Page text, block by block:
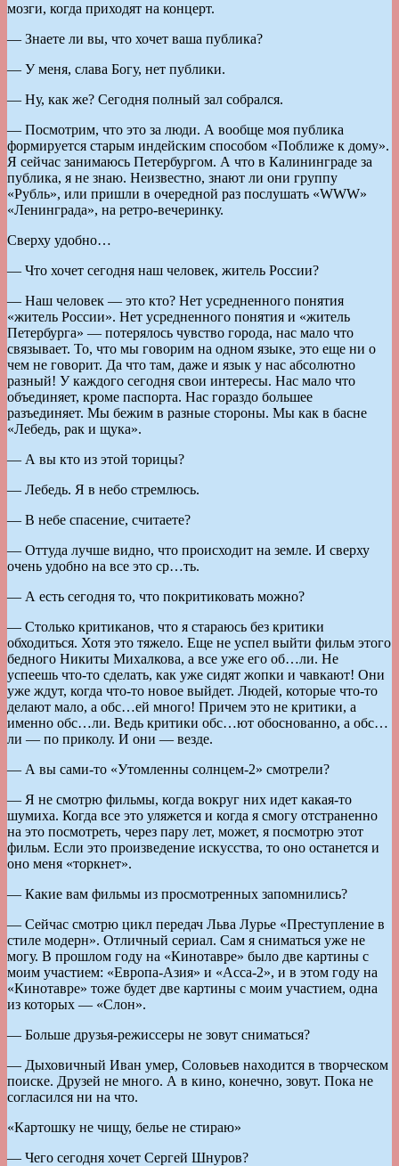
мозги, когда приходят на концерт.
— Знаете ли вы, что хочет ваша публика?
— У меня, слава Богу, нет публики.
— Ну, как же? Сегодня полный зал собрался.
— Посмотрим, что это за люди. А вообще моя публика
формируется старым индейским способом «Поближе к дому».
Я сейчас занимаюсь Петербургом. А что в Калининграде за
публика, я не знаю. Неизвестно, знают ли они группу
«Рубль», или пришли в очередной раз послушать «WWW»
«Ленинграда», на ретро-вечеринку.
Сверху удобно…
— Что хочет сегодня наш человек, житель России?
— Наш человек — это кто? Нет усредненного понятия
«житель России». Нет усредненного понятия и «житель
Петербурга» — потерялось чувство города, нас мало что
связывает. То, что мы говорим на одном языке, это еще ни о
чем не говорит. Да что там, даже и язык у нас абсолютно
разный! У каждого сегодня свои интересы. Нас мало что
объединяет, кроме паспорта. Нас гораздо большее
разъединяет. Мы бежим в разные стороны. Мы как в басне
«Лебедь, рак и щука».
— А вы кто из этой торицы?
— Лебедь. Я в небо стремлюсь.
— В небе спасение, считаете?
— Оттуда лучше видно, что происходит на земле. И сверху
очень удобно на все это ср…ть.
— А есть сегодня то, что покритиковать можно?
— Столько критиканов, что я стараюсь без критики
обходиться. Хотя это тяжело. Еще не успел выйти фильм этого
бедного Никиты Михалкова, а все уже его об…ли. Не
успеешь что-то сделать, как уже сидят жопки и чавкают! Они
уже ждут, когда что-то новое выйдет. Людей, которые что-то
делают мало, а обс…ей много! Причем это не критики, а
именно обс…ли. Ведь критики обс…ют обоснованно, а обс…
ли — по приколу. И они — везде.
— А вы сами-то «Утомленны солнцем-2» смотрели?
— Я не смотрю фильмы, когда вокруг них идет какая-то
шумиха. Когда все это уляжется и когда я смогу отстраненно
на это посмотреть, через пару лет, может, я посмотрю этот
фильм. Если это произведение искусства, то оно останется и
оно меня «торкнет».
— Какие вам фильмы из просмотренных запомнились?
— Сейчас смотрю цикл передач Льва Лурье «Преступление в
стиле модерн». Отличный сериал. Сам я сниматься уже не
могу. В прошлом году на «Кинотавре» было две картины с
моим участием: «Европа-Азия» и «Асса-2», и в этом году на
«Кинотавре» тоже будет две картины с моим участием, одна
из которых — «Слон».
— Больше друзья-режиссеры не зовут сниматься?
— Дыховичный Иван умер, Соловьев находится в творческом
поиске. Друзей не много. А в кино, конечно, зовут. Пока не
согласился ни на что.
«Картошку не чищу, белье не стираю»
— Чего сегодня хочет Сергей Шнуров?